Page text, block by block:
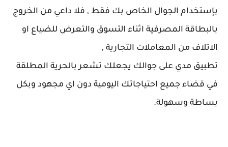
بإستخدام الجوال الخاص بك فقط , فلا داعي من الخروج
بالبطاقة المصرفية اثناء التسوق والتعرض للضياع او
الاتلاف من المعاملات التجارية ,
تطبيق مدي على جوالك يجعلك تشعر بالحرية المطلقة
في قضاء جميع احتياجاتك اليومية دون اي مجهود وبكل
بساطة وسهولة.